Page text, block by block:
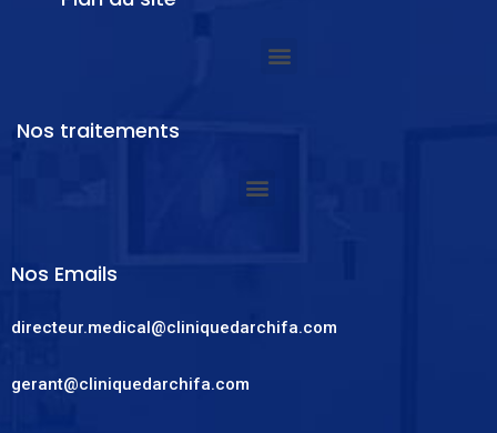
Nos traitements
Nos Emails
directeur.medical@cliniquedarchifa.com
gerant@cliniquedarchifa.com